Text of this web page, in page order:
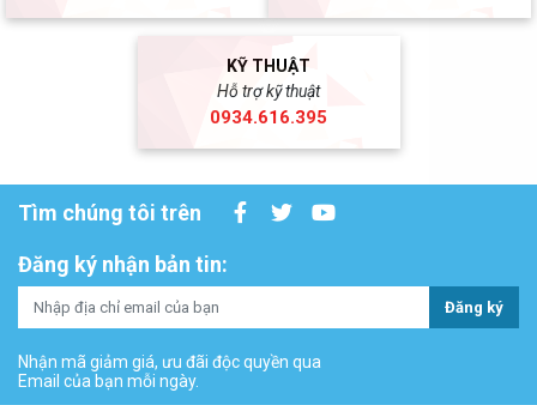
KỸ THUẬT
Hỗ trợ kỹ thuật
0934.616.395
Tìm chúng tôi trên
Đăng ký nhận bản tin:
Đăng ký
Nhận mã giảm giá, ưu đãi độc quyền qua
Email của bạn mỗi ngày.